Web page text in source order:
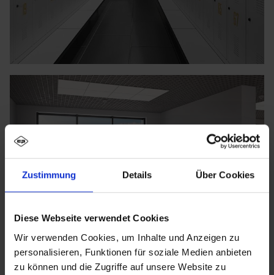
Zustimmung Details Über Cookies
Diese Webseite verwendet Cookies
Wir verwenden Cookies, um Inhalte und Anzeigen zu
personalisieren, Funktionen für soziale Medien anbieten
zu können und die Zugriffe auf unsere Website zu